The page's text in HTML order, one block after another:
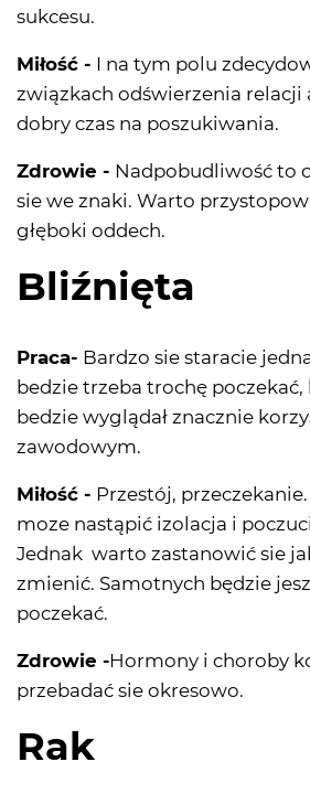
sukcesu.
Miłość - I na tym polu
związkach odświerzenia relacji
dobry czas na poszukiwania.
Zdrowie - Nadpobudliwość to
sie we znaki. Warto
głęboki oddech.
Bliźnięta
Praca- Bardzo sie staracie
bedzie trzeba trochę
bedzie wyglądał znacznie
zawodowym.
Miłość - Przestój,
moze nastąpić izolacja i
Jednak warto zastanowić sie
zmienić. Samotnych będzie
poczekać.
Zdrowie -Hormony i choroby
przebadać sie okresowo.
Rak